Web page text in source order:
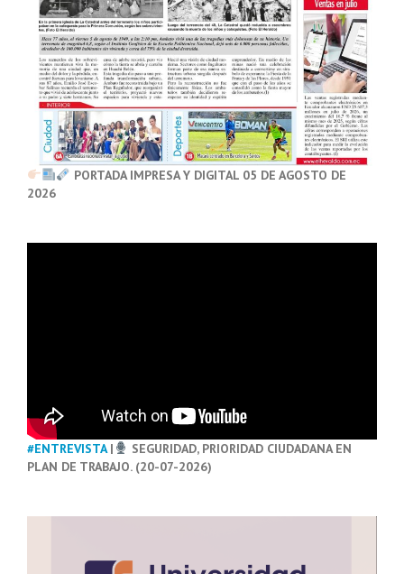
PORTADA IMPRESA Y DIGITAL 05 DE AGOSTO DE
2026
#ENTREVISTA|
SEGURIDAD, PRIORIDAD CIUDADANA EN
PLAN DE TRABAJO. (20-07-2026)